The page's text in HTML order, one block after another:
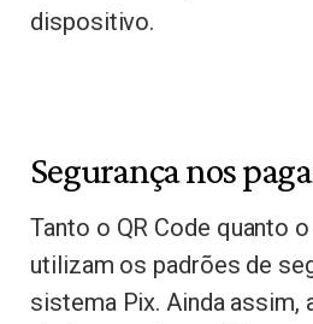
dispositivo.
Segurança nos
Tanto o QR Code quanto
utilizam os padrões de
sistema Pix. Ainda assim,